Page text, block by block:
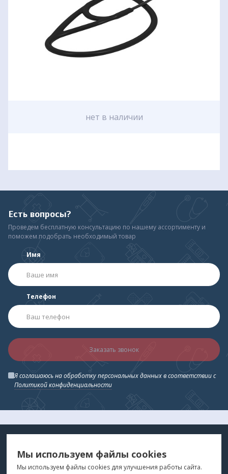
нет в наличии
Есть вопросы?
Проведем бесплатную консультацию по нашему ассортименту и
поможем подобрать необходимый товар
Имя
Телефон
Заказать звонок
Я соглашаюсь на обработку персональных данных в соответствии с
Политикой конфиденциальности
ДЛЯ ВАС
"Медтехника для Вас"©2026
Мы используем файлы cookies
Мы используем файлы cookies для улучшения работы сайта.